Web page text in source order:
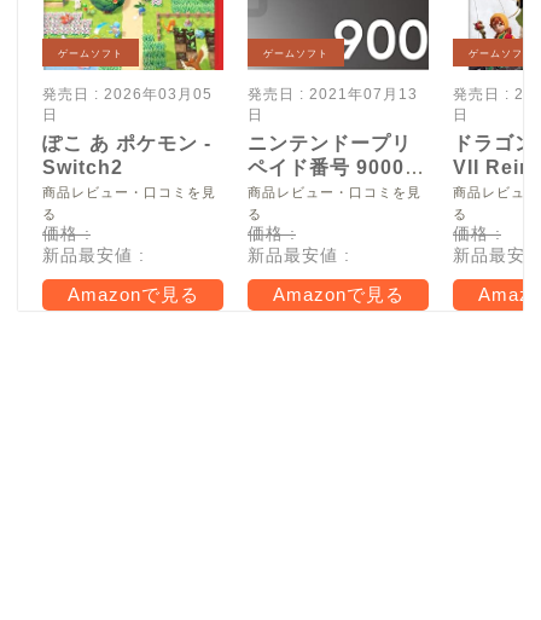
ゲームソフト
発売日 : 2026年03月05
日
ぽこ あ ポケモン -
Switch2
商品レビュー・口コミを見
る
価格 :
新品最安値 :
Amazonで見る
ゲームソフト
発売日 : 2021年07月13
日
ニンテンドープリ
ペイド番号 9000
円|オンラインコー
ド版
商品レビュー・口コミを見
る
価格 :
新品最安値 :
Amazonで見る
ゲームソフト
発売日 :
日
ドラゴ
VII
Switch2
商品レビュ
る
価格 :
新品最安